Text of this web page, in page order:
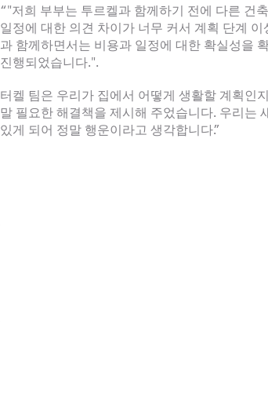
“"저희 부부는 투르켈과 함께하기 전에 다른 건
일정에 대한 의견 차이가 너무 커서 계획 단계
과 함께하면서는 비용과 일정에 대한 확실성을
진행되었습니다.".
터켈 팀은 우리가 집에서 어떻게 생활할 계획인
말 필요한 해결책을 제시해 주었습니다. 우리는
있게 되어 정말 행운이라고 생각합니다.”